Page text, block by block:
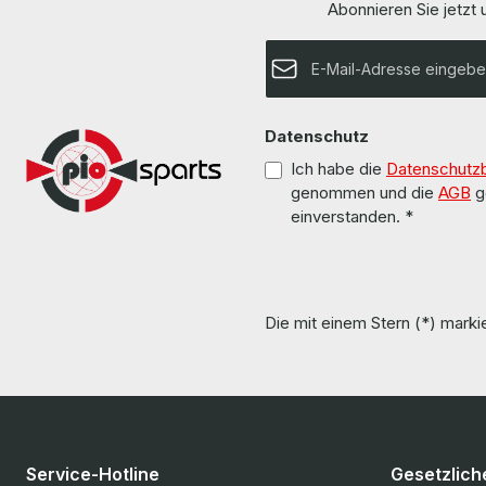
Informationen und Details finden Sie auf den
Liteon Power
us. Die Hardware wurde von uns überholt und
found on
aber
Abonnieren Sie jetzt
E-Mail-Adresse*
Datenschutz
Ich habe die
genommen und die AGB
einverstanden. *
Die mit einem Stern (*)
Service-Hotline